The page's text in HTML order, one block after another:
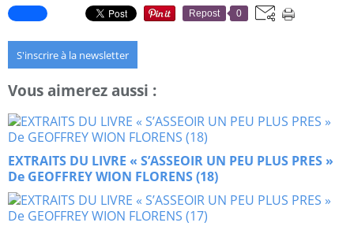
Repost 0
S'inscrire à la newsletter
Vous aimerez aussi :
EXTRAITS DU LIVRE « S’ASSEOIR UN PEU PLUS PRES »
De GEOFFREY WION FLORENS (18)